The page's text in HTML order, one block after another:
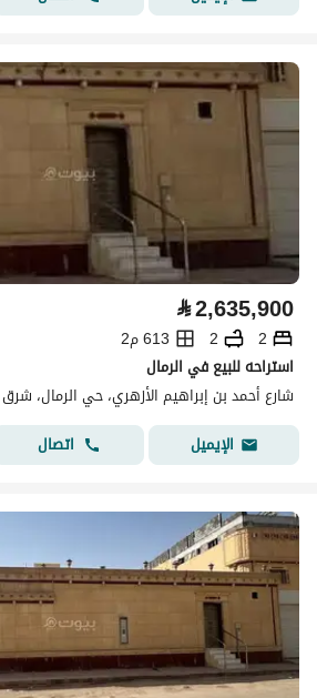
⃁2,635,900
2
2
613 م2
استراحه للبيع في الرمال
شارع أحمد بن إبراهيم الأزهري، حي الرمال،
الإيميل
اتصال